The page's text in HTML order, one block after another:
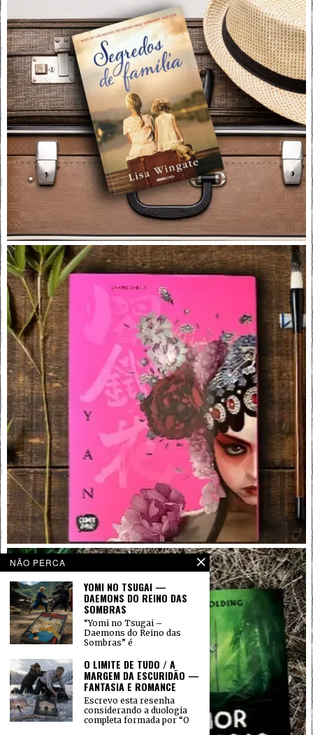
NÃO PERCA
YOMI NO TSUGAI —
DAEMONS DO REINO DAS
SOMBRAS
“Yomi no Tsugai –
Daemons do Reino das
Sombras” é
O LIMITE DE TUDO / A
MARGEM DA ESCURIDÃO —
FANTASIA E ROMANCE
Escrevo esta resenha
considerando a duologia
completa formada por “O